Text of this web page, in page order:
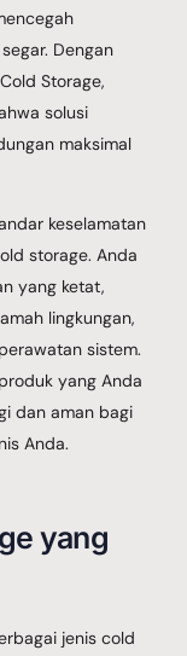
Dengan
Storage,
solusi
maksimal
keselamatan
storage. Anda
yang ketat,
lingkungan,
sistem.
yang Anda
dan aman bagi
Anda.
yang
jenis cold